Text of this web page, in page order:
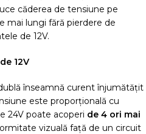
căderea de tensiune pe
mai lungi fără pierdere de
de 12V.
12V
înseamnă curent înjumătățit
este proporțională cu
24V poate acoperi de 4 ori mai
vizuală față de un circuit